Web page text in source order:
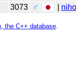
3073 ♂
the C++ database